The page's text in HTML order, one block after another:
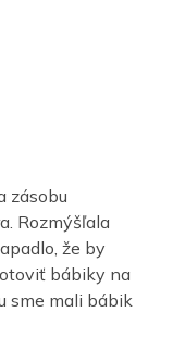
zásobu
Rozmýšľala
že by
bábiky na
sme mali bábik